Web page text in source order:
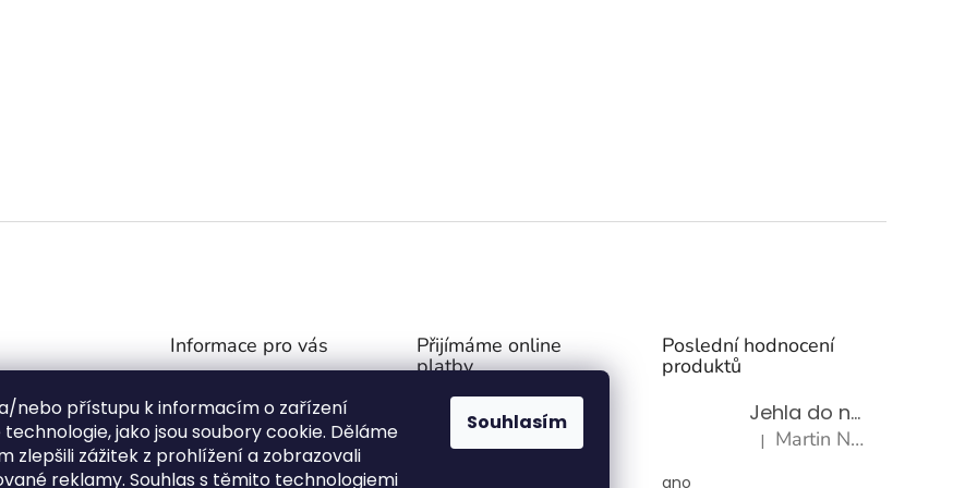
nebo přístupu k informacím o zařízení
jako jsou soubory cookie. Děláme
zlepšili zážitek z prohlížení a zobrazovali
reklamy. Souhlas s těmito technologiemi
Souhlasím
Informace pro vás
Zásady ochrany soukromí
O NÁS
FAQ - Časté otázky
Přijímáme online
platby
Poslední hodnocení
produktů
Jehla do nádrže k nezávislému topení
Hodnocení produktu je 5 z 5
| Martin Nevrlý
ano